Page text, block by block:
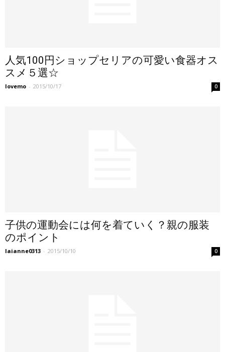
人気100円ショップセリアの可愛い食器オス
スメ５選☆
lovemo - 2015/10/17 0
子供の運動会には何を着ていく？親の服装
のポイント
laianne0313 - 2015/10/10 0